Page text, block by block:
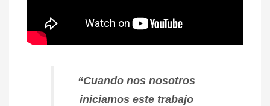
“Cuando nos nosotros
iniciamos este trabajo